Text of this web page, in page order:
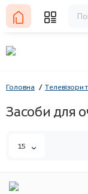
Головна Телевізори
Засоби для
15